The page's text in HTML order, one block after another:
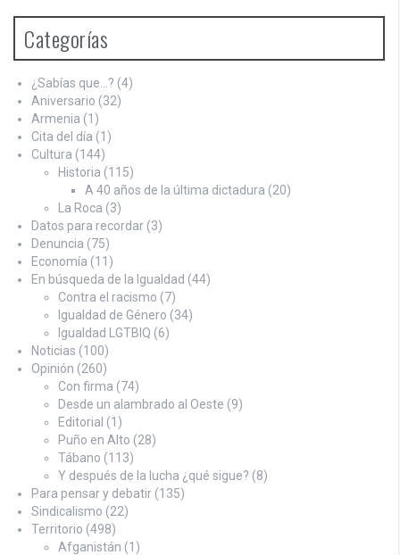
Categorías
¿Sabías que…? (4)
Aniversario (32)
Armenia (1)
Cita del día (1)
Cultura (144)
Historia (115)
A 40 años de la última dictadura (20)
La Roca (3)
Datos para recordar (3)
Denuncia (75)
Economía (11)
En búsqueda de la Igualdad (44)
Contra el racismo (7)
Igualdad de Género (34)
Igualdad LGTBIQ (6)
Noticias (100)
Opinión (260)
Con firma (74)
Desde un alambrado al Oeste (9)
Editorial (1)
Puño en Alto (28)
Tábano (113)
Y después de la lucha ¿qué sigue? (8)
Para pensar y debatir (135)
Sindicalismo (22)
Territorio (498)
Afganistán (1)